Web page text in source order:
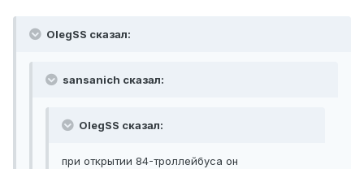
OlegSS сказал:
sansanich сказал:
OlegSS сказал:
при открытии 84-троллейбуса он